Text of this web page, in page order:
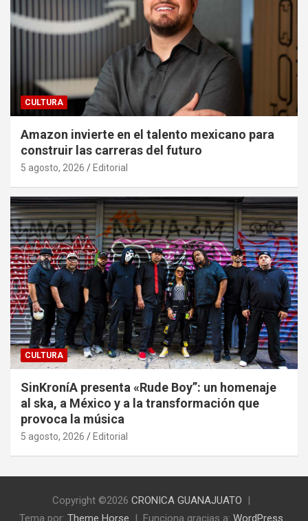
CULTURA
Amazon invierte en el talento mexicano para
construir las carreras del futuro
5 agosto, 2026 Editorial
CULTURA
SinKroníA presenta «Rude Boy”: un homenaje
al ska, a México y a la transformación que
provoca la música
5 agosto, 2026 Editorial
Copyright ©2026 CRONICA GUANAJUATO
Tema por: Theme Horse Funciona gracias a: WordPress